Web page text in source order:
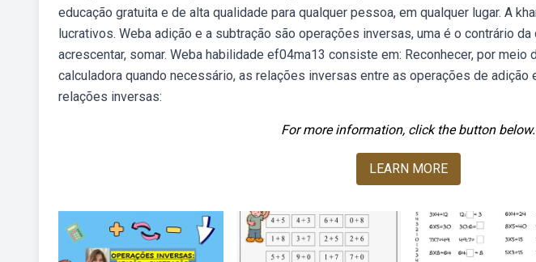
educação gratuita e de alta qualidade para qualquer pessoa, em qualquer lugar. A
lucrativos. Weba adição e a subtração são operações inversas, uma é o contrário da
acrescentar, somar. Weba habilidade ef04ma13 consiste em: Reconhecer, por
calculadora quando necessário, as relações inversas entre as operações de adição
relações inversas:
For more information, click the button below.
LEARN MORE